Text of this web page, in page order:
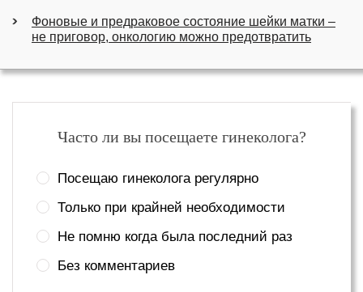
Фоновые и предраковое состояние шейки матки –
не приговор, онкологию можно предотвратить
Часто ли вы посещаете гинеколога?
Посещаю гинеколога регулярно
Только при крайней необходимости
Не помню когда была последний раз
Без комментариев